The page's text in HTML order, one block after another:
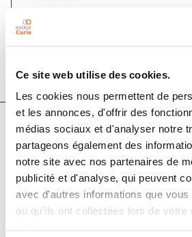
Ce site web utilise des cookies.
Les cookies nous permettent de
et les annonces, d'offrir des
médias sociaux et d'analyser notre
partageons également des
notre site avec nos partenaires de
publicité et d'analyse, qui peuvent
avec d'autres informations que
ou qu'ils ont collectées lors de votre
DOI :10.1212/
Auteurs
Kamal Chamoun, Sylvain Choquet,
Caroline Houillier, Delphine